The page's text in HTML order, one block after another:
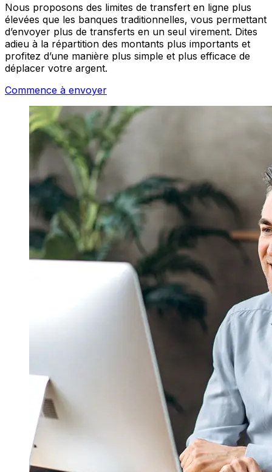
Nous proposons des limites de transfert en ligne plus
élevées que les banques traditionnelles, vous permettant
d’envoyer plus de transferts en un seul virement. Dites
adieu à la répartition des montants plus importants et
profitez d’une manière plus simple et plus efficace de
déplacer votre argent.
Commence à envoyer